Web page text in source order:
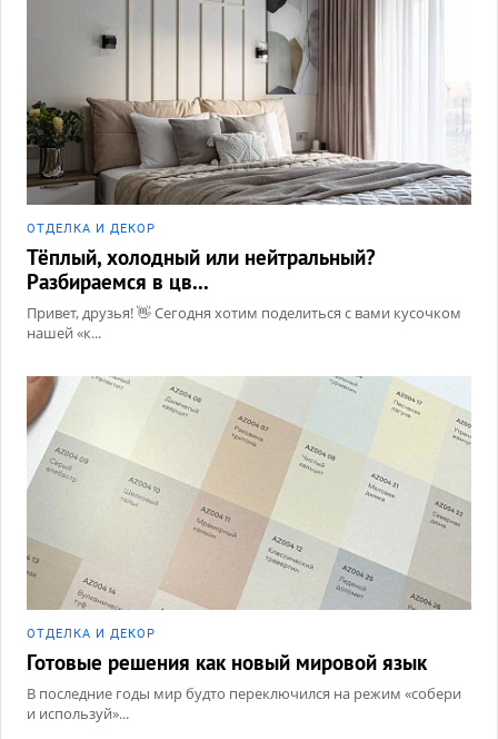
ОТДЕЛКА И ДЕКОР
Тёплый, холодный или нейтральный?
Разбираемся в цв...
Привет, друзья! 👋 Сегодня хотим поделиться с вами кусочком
нашей «к...
ОТДЕЛКА И ДЕКОР
Готовые решения как новый мировой язык
В последние годы мир будто переключился на режим «собери
и используй»...